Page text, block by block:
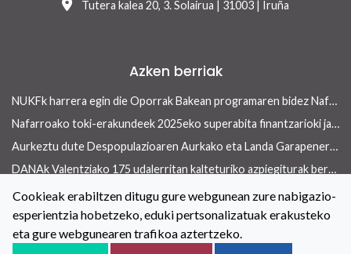
Tutera kalea 20, 3. Solairua | 31003 | Iruña
Azken berriak
NUKFk harrera egin die Oporrak Bakean programaren bidez Nafarroara uda igarotzera etorritako saharar haurrei
Nafarroako toki-erakundeek 2025eko superabita finantzarioki jasangarriak diren inbertsioak egiteko erabili ahalko dute 13/2026 Errege lege-dekretua onetsi ondoren
Aurkeztu dute Despopulazioaren Aurkako eta Landa Garapenerako Foru Legearen aurreproiektua
DANAk Valentziako 175 udalerritan kalteturiko azpiegiturak berreraikitzen parte-hartuko dute Nafarroako toki-erakundeek
Toki-erakundeetan berdintasuneko politikak indartzeko hitzarmena berritu dute NUKFk eta Nafarroako Gobernuak
Kontaktua Lege oharra
Cookieei buruzko Politika
Cookieak erabiltzen ditugu gure webgunean zure nabigazio-
esperientzia hobetzeko, eduki pertsonalizatuak erakusteko
eta gure webgunearen trafikoa aztertzeko.